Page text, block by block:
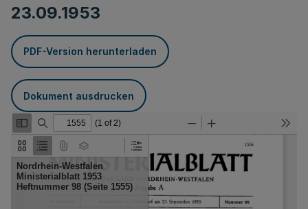
23.09.1953
PDF-Version herunterladen
Dokument ausdrucken